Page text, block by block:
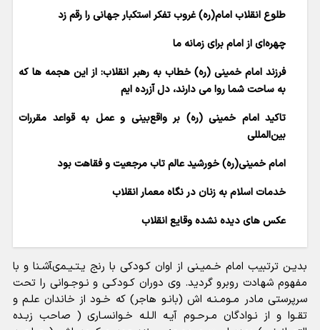
طلوع انقلاب امام(ره) غروب تفکر استکبار جهانی را رقم زد
چهره‌ای از امام برای زمانه ما
فرزند امام خمینی (ره) خطاب به رهبر انقلاب: از این هجمه ها که
به ساحت شما روا می دارند، دل آزرده ایم
تاکید امام‌ خمینی (ره) بر واقع‌بینی و عمل به قواعد مقررات
بین‌المللی
امام خمینی(ره) خورشید عالم تاب مرجعیت و فقاهت بود
خدمات اسلام به زنان در نگاه معمار انقلاب
عکس های دیده نشده وقایع انقلاب
بدیـن ترتبیب امام خـمیـنى از اوان کـودکى با رنج یـتـیـمىآشـنا و با
مفهوم شهادت روبرو گردید. وى دوران کـودکـى و نـوجـوانى را تحت
سرپرستى مادر مـومـنـه اش (بانـو هاجر) که خـود از خاندان علـم و
تقـوا و از نـوادگان مـرحـوم آیـه الـلـه خـوانسـارى ( صاحب زبـده